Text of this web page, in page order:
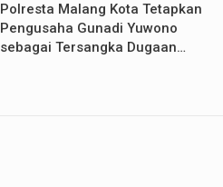
Polresta Malang Kota Tetapkan
Pengusaha Gunadi Yuwono
sebagai Tersangka Dugaan…